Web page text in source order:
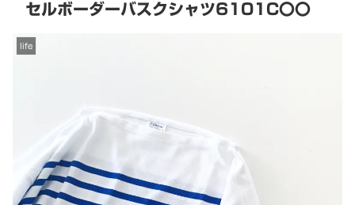
セルボーダーバスクシャツ6101C〇〇
life